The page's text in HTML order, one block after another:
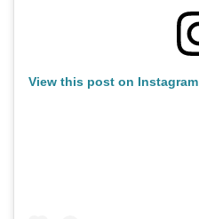
View this post on Instagram